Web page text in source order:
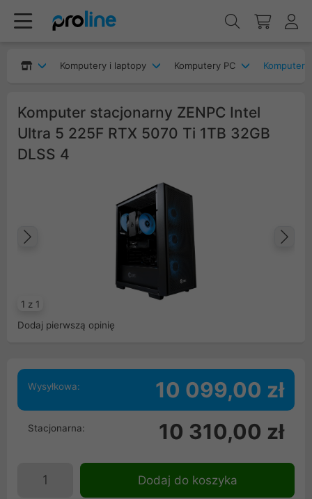
Komputery i laptopy Komputery PC
Komputer stacjonarny ZENPC Intel
Ultra 5 225F RTX 5070 Ti 1TB 32GB
DLSS 4
1 z 1
Dodaj pierwszą opinię
Wysyłkowa: 10 099,00 zł
Stacjonarna: 10 310,00 zł
Dodaj do koszyka